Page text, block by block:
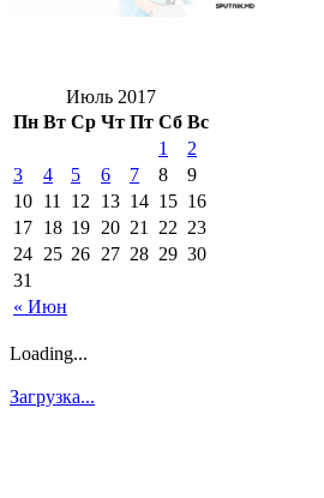
Июль 2017
Пн Вт Ср Чт Пт Сб Вс
« Июн
1
2
3
4 5 6 7 8
9
10 11 12 13 14 15 16
17 18 19 20 21 22 23
24 25 26 27 28 29 30
31
Loading...
Загрузка...